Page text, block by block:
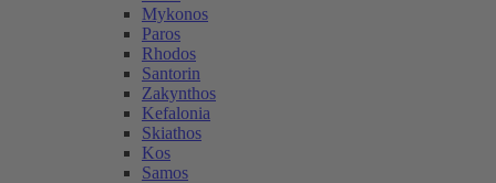
Mykonos
Paros
Rhodos
Santorin
Zakynthos
Kefalonia
Skiathos
Kos
Samos